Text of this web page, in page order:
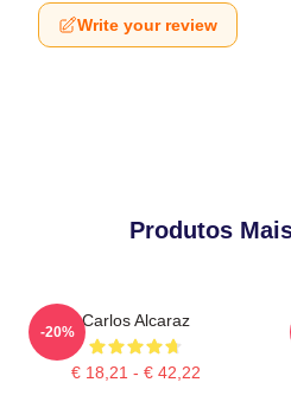
Write your review
Produtos
Carlos Alcaraz
€ 18,21 - € 42,22
-20%